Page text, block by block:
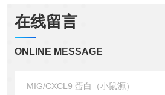
在线留言
ONLINE MESSAGE